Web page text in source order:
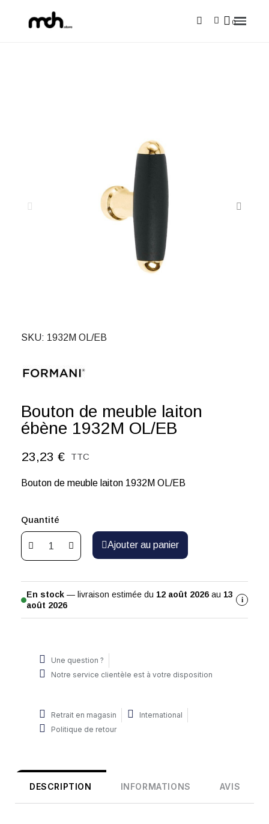
SKU 1932M OL/EB
Bouton de meuble laiton
ébène 1932M OL/EB
23,23 € TTC
Bouton de meuble laiton 1932M OL/EB
Quantité
Ajouter au panier
En stock — livraison estimée du 12 août 2026 au 13
août 2026
i
Une question ?
Notre service clientèle est à votre disposition
Retrait en magasin
International
Politique de retour
DESCRIPTION INFORMATIONS AVIS